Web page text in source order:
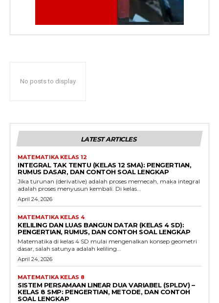
No posts to display
LATEST ARTICLES
MATEMATIKA KELAS 12
INTEGRAL TAK TENTU (KELAS 12 SMA): PENGERTIAN,
RUMUS DASAR, DAN CONTOH SOAL LENGKAP
Jika turunan (derivative) adalah proses memecah, maka integral
adalah proses menyusun kembali. Di kelas...
April 24, 2026
MATEMATIKA KELAS 4
KELILING DAN LUAS BANGUN DATAR (KELAS 4 SD):
PENGERTIAN, RUMUS, DAN CONTOH SOAL LENGKAP
Matematika di kelas 4 SD mulai mengenalkan konsep geometri
dasar, salah satunya adalah keliling...
April 24, 2026
MATEMATIKA KELAS 8
SISTEM PERSAMAAN LINEAR DUA VARIABEL (SPLDV) –
KELAS 8 SMP: PENGERTIAN, METODE, DAN CONTOH
SOAL LENGKAP